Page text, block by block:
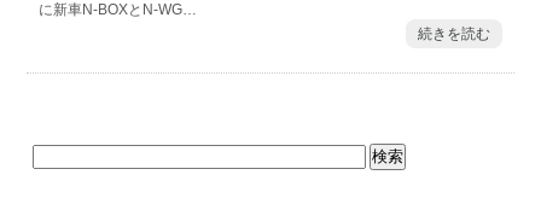
に新車N-BOXとN-WG…
続きを読む